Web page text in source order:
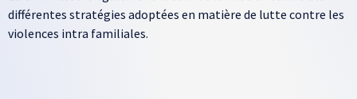
différentes stratégies adoptées en matière de lutte contre les
violences intra familiales.